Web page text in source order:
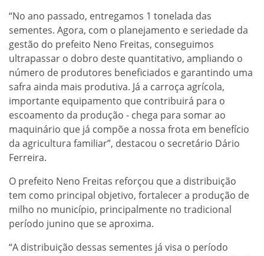
“No ano passado, entregamos 1 tonelada das
sementes. Agora, com o planejamento e seriedade da
gestão do prefeito Neno Freitas, conseguimos
ultrapassar o dobro deste quantitativo, ampliando o
número de produtores beneficiados e garantindo uma
safra ainda mais produtiva. Já a carroça agrícola,
importante equipamento que contribuirá para o
escoamento da produção - chega para somar ao
maquinário que já compõe a nossa frota em benefício
da agricultura familiar”, destacou o secretário Dário
Ferreira.
O prefeito Neno Freitas reforçou que a distribuição
tem como principal objetivo, fortalecer a produção de
milho no município, principalmente no tradicional
período junino que se aproxima.
“A distribuição dessas sementes já visa o período